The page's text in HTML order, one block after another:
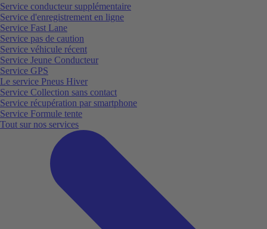
Service conducteur supplémentaire
Service d'enregistrement en ligne
Service Fast Lane
Service pas de caution
Service véhicule récent
Service Jeune Conducteur
Service GPS
Le service Pneus Hiver
Service Collection sans contact
Service récupération par smartphone
Service Formule tente
Tout sur nos services